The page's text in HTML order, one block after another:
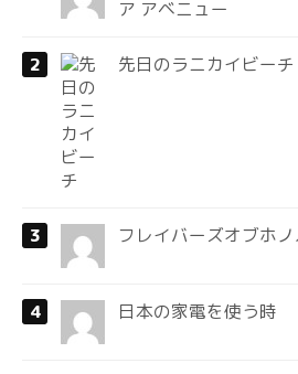
ア アベニュー
先日のラニカイビーチ
フレイバーズオブホ
日本の家電を使う時